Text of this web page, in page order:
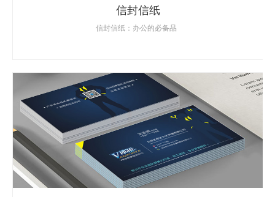
信封信纸
信封信纸：办公的必备品